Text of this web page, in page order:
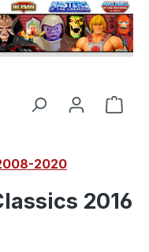
Le
2020
2016